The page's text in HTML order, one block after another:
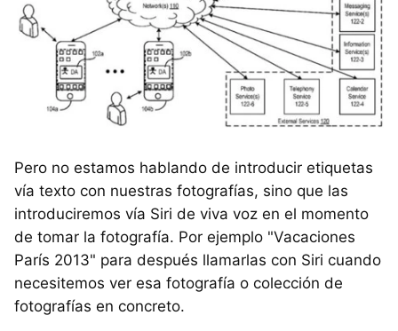
Pero no estamos hablando de introducir etiquetas
vía texto con nuestras fotografías, sino que las
introduciremos vía Siri de viva voz en el momento
de tomar la fotografía. Por ejemplo "Vacaciones
París 2013" para después llamarlas con Siri cuando
necesitemos ver esa fotografía o colección de
fotografías en concreto.